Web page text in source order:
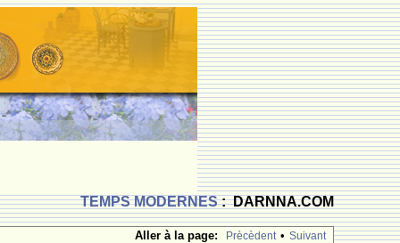
TEMPS MODERNES: DARNNA.COM
Aller à la page: Prècèdent • Suivant